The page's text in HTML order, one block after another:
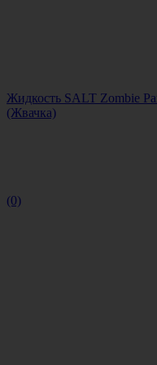
Жидкость SALT Zombie
(Жвачка)
(0)